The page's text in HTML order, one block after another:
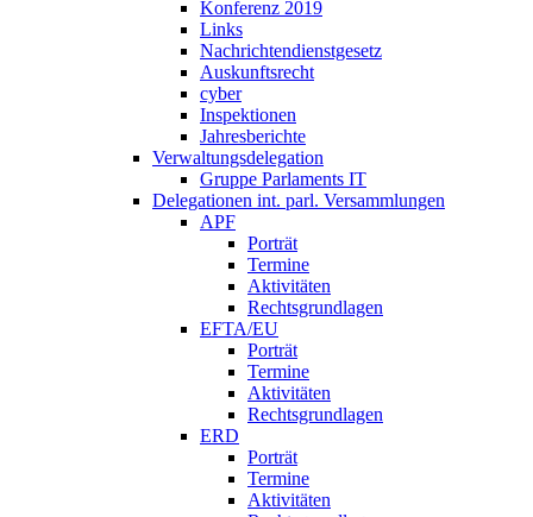
Konferenz 2019
Links
Nachrichtendienstgesetz
Auskunftsrecht
cyber
Inspektionen
Jahresberichte
Verwaltungsdelegation
Gruppe Parlaments IT
Delegationen int. parl. Versammlungen
APF
Porträt
Termine
Aktivitäten
Rechtsgrundlagen
EFTA/EU
Porträt
Termine
Aktivitäten
Rechtsgrundlagen
ERD
Porträt
Termine
Aktivitäten